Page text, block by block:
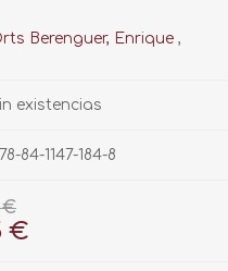
Berenguer, Enrique ,
existencias
84-1147-184-8
€
€